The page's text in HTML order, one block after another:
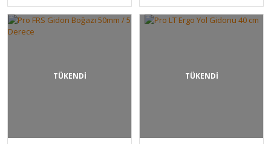
TÜKENDİ TÜKENDİ